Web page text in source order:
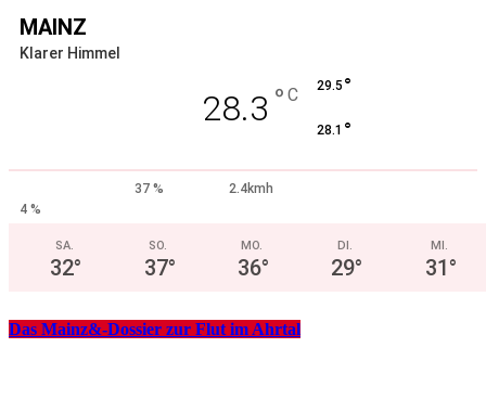
MAINZ
Klarer Himmel
28.3 ° C 29.5 °
28.1 °
37 %
2.4kmh
4 %
SA.
32°
SO.
37°
MO.
36°
DI.
29°
MI.
31°
Das Mainz&-Dossier zur Flut im Ahrtal